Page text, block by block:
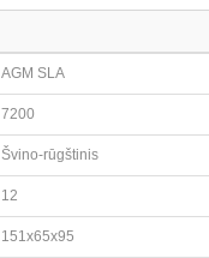
AGM SLA
7200
Švino-rūgštinis
12
151x65x95